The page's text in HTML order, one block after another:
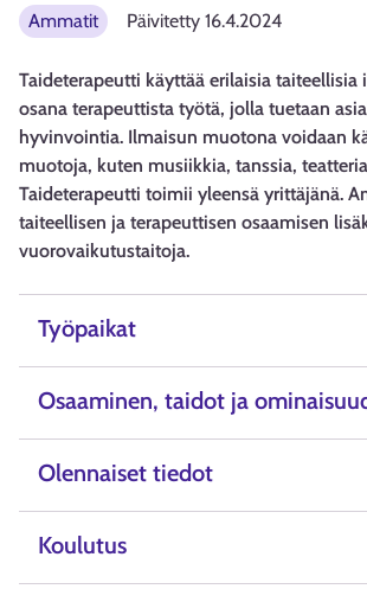
Ammatit Päivitetty 16.4.2024
Taideterapeutti käyttää erilaisia taiteellisia
osana terapeuttista työtä, jolla tuetaan
hyvinvointia. Ilmaisun muotona voidaan
muotoja, kuten musiikkia, tanssia,
Taideterapeutti toimii yleensä yrittäjänä.
taiteellisen ja terapeuttisen osaamisen
vuorovaikutustaitoja.
Työpaikat
Osaaminen, taidot ja
Olennaiset tiedot
Koulutus